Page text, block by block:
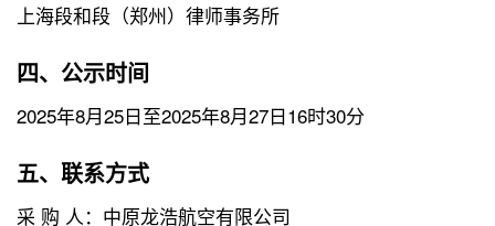
上海段和段（郑州）律师事务所
四、公示时间
2025年8月25日至2025年8月27日16时30分
五、联系方式
采 购 人：中原龙浩航空有限公司